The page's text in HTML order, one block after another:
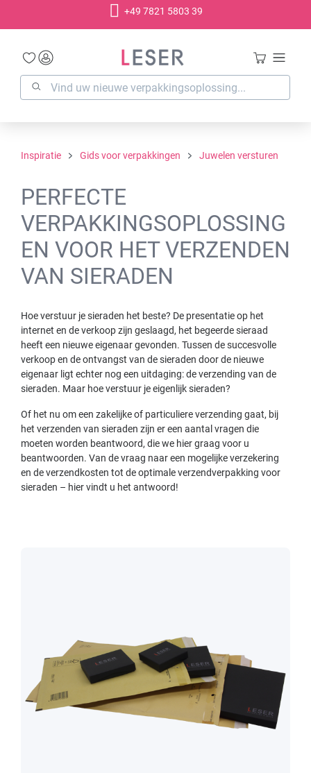
+49 7821 5803 39
Inspiratie Gids voor verpakkingen Juwelen versturen
PERFECTE
VERPAKKINGSOPLOSSING
EN VOOR HET VERZENDEN
VAN SIERADEN
Hoe verstuur je sieraden het beste? De presentatie op het
internet en de verkoop zijn geslaagd, het begeerde sieraad
heeft een nieuwe eigenaar gevonden. Tussen de succesvolle
verkoop en de ontvangst van de sieraden door de nieuwe
eigenaar ligt echter nog een uitdaging: de verzending van de
sieraden. Maar hoe verstuur je eigenlijk sieraden?
Of het nu om een zakelijke of particuliere verzending gaat, bij
het verzenden van sieraden zijn er een aantal vragen die
moeten worden beantwoord, die we hier graag voor u
beantwoorden. Van de vraag naar een mogelijke verzekering
en de verzendkosten tot de optimale verzendverpakking voor
sieraden – hier vindt u het antwoord!